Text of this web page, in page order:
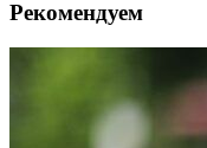
Рекомендуем